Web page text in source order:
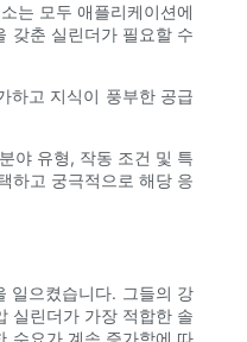
는 모두 애플리케이션에
갖춘 실린더가 필요할 수
하고 지식이 풍부한 공급
야 유형, 작동 조건 및 특
하고 궁극적으로 해당 응
일으켰습니다. 그들의 강
실린더가 가장 적합한 솔